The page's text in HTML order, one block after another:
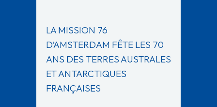
LA MISSION 76
D’AMSTERDAM FÊTE LES 70
ANS DES TERRES AUSTRALES
ET ANTARCTIQUES
FRANÇAISES